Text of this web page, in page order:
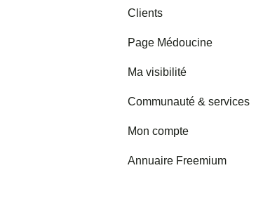
Mes horaires et adresses
tiers
Clients
Page Médoucine
Ma page
Avis
Ma visibilité
Partenariats Medoucine
Permettre la prise de
Communauté & services
Nouvelle rubrique
Mon compte
Facturation
Annuaire Freemium